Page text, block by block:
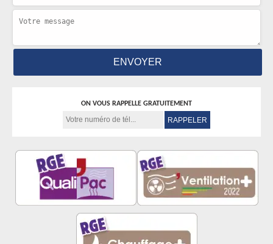
ON VOUS RAPPELLE GRATUITEMENT